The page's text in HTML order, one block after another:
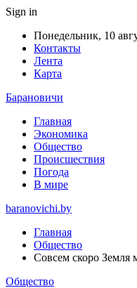
Sign in
Понедельник, 10
Контакты
Лента
Карта
Барановичи
Главная
Экономика
Общество
Происшествия
Погода
В мире
baranovichi.by
Главная
Общество
Совсем скоро Земля
Общество